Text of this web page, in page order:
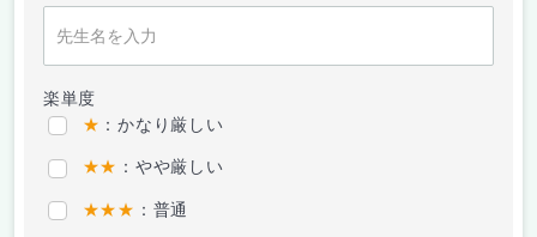
楽単度
★ ：かなり厳しい
★★ ：やや厳しい
★★★ ：普通